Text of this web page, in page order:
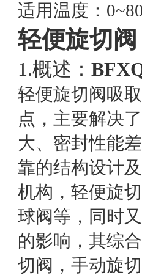
适用温度：
轻便旋切
1.概述：
轻便旋切阀吸
点，主要解决
大、密封性能
靠的结构设计
机构，轻便旋
球阀等，同时
的影响，其综
切阀，手动旋